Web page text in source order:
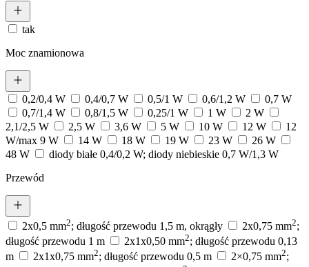
tak
Moc znamionowa
0,2/0,4 W 0,4/0,7 W 0,5/1 W 0,6/1,2 W
0,7 W
0,7/1,4 W
0,8/1,5 W 0,25/1 W 1 W
2 W
2,1/2,5 W
2,5 W 3,6 W 5 W 10 W 12 W
12
W/max 9 W
14 W 18 W 19 W 23 W
26 W
48 W
diody białe 0,4/0,2 W; diody niebieskie 0,7 W/1,3 W
Przewód
2x0,5 mm2; długość przewodu 1,5 m, okrągły 2x0,75 mm2;
długość przewodu 1 m
2x1x0,50 mm2; długość przewodu 0,13
m
2x1x0,75 mm2; długość przewodu 0,5 m 2×0,75 mm2;